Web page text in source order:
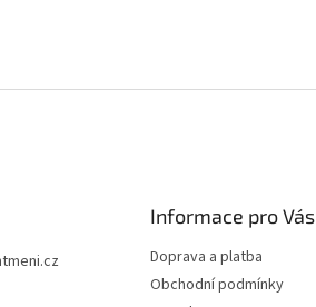
Informace pro Vás
Doprava a platba
Obchodní podmínky